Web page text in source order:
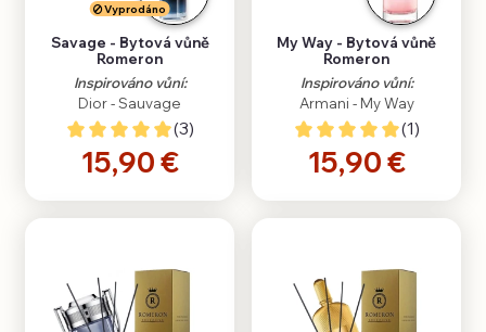
Vyprodáno
Savage - Bytová vůně
Romeron
Inspirováno vůní:
Dior - Sauvage
(3)
15,90 €
My Way - Bytová vůně
Romeron
Inspirováno vůní:
Armani - My Way
(1)
15,90 €